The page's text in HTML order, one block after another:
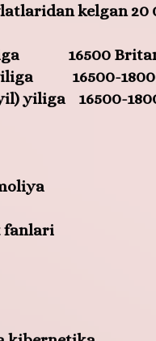
kelgan
16500
16500-
yiliga 16500-
fanlari